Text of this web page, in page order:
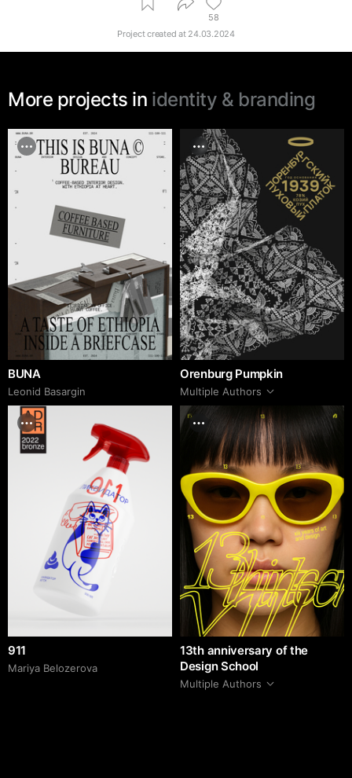
58
Project created at 24.03.2024
More projects in identity & branding
BUNA
Leonid Basargin
Orenburg Pumpkin
Multiple Authors
911
Mariya Belozerova
13th anniversary of the
Design School
Multiple Authors